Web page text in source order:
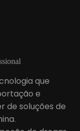
que
e
de soluções de